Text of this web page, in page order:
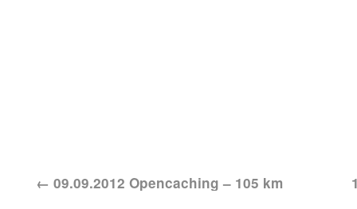
← 09.09.2012 Opencaching – 105 km